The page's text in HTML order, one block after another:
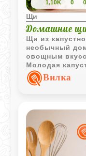
1,10K 0 0
Щи
Домашние
Щи из
необычный
овощным
Молодая
блюдо
подачеВилка